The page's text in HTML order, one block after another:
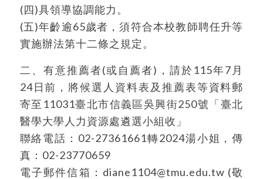
(四)具領導協調能力。
(五)年齡逾65歲者，須符合本校教師聘任升等
實施辦法第十二條之規定。
二、有意推薦者(或自薦者)，請於115年7月
24日前，將候選人資料表及推薦表等資料郵
寄至11031臺北市信義區吳興街250號「臺北
醫學大學人力資源處遴選小組收」
聯絡電話：02-27361661轉2024湯小姐，傳
真：02-23770659
電子郵件信箱：diane1104@tmu.edu.tw (敬